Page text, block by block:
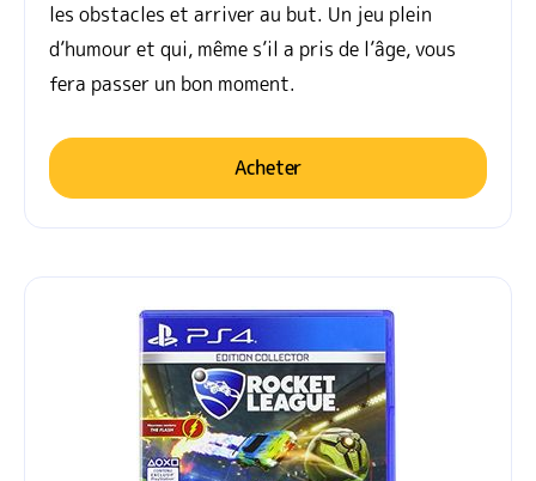
les obstacles et arriver au but. Un jeu plein
d’humour et qui, même s’il a pris de l’âge, vous
fera passer un bon moment.
Acheter